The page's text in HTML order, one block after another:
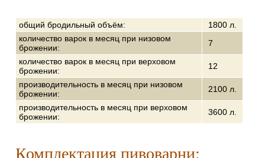
общий бродильный объём:
1800 л.
количество варок в месяц при низовом
брожении:
7
количество варок в месяц при верховом
брожении:
12
производительность в месяц при низовом
брожении:
2100 л.
производительность в месяц при верховом
брожении:
3600 л.
Комплектация пивоварни: